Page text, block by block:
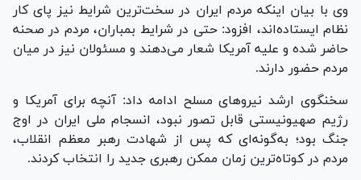
وی با بیان اینکه مردم ایران در سخت‌ترین شرایط نیز پای کار
نظام ایستاده‌اند، افزود: حتی در شرایط بمباران، مردم در صحنه
حاضر شده و علیه آمریکا شعار می‌دهند و مسئولان نیز در میان
مردم حضور دارند.
سخنگوی ارشد نیرو‌های مسلح ادامه داد: آنچه برای آمریکا و
رژیم صهیونیستی قابل تصور نبود، انسجام ملی ایران در اوج
جنگ بود؛ به‌گونه‌ای که پس از شهادت رهبر معظم انقلاب،
مردم در کوتاه‌ترین زمان ممکن رهبری جدید را انتخاب کردند.